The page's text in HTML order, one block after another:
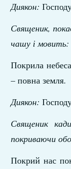
Диякон:
Священик,
чашу і мовить:
Покрила
– повна земля.
Диякон:
Священик
покриваючи
Покрий нас